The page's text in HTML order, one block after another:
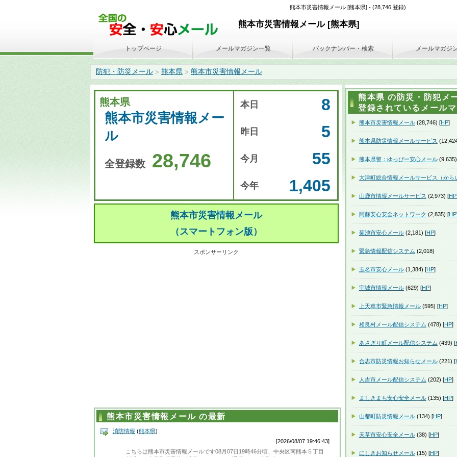
熊本市災害情報メール [熊本県] - (28,746 登録)
熊本市災害情報メール [熊本県]
防犯・防災メール > 熊本県 > 熊本市災害情報メール
熊本県
熊本市災害情報メー
ル
全登録数 28,746
本日 8
昨日 5
今月 55
今年 1,405
熊本市災害情報メール
（スマートフォン版）
スポンサーリンク
熊本市災害情報メール の最新
消防情報 (熊本県)
[2026/08/07 19:46:43]
こちらは熊本市災害情報メールです08月07日19時46分頃、中央区南熊本５丁目
トップページ メールマガジン一覧 バックナンバー・検索 メールマガジ
熊本県 の防災・防犯メ
登録されているメール
熊本市災害情報メール (28,746) [HP]
熊本県防災情報メールサービス
熊本県警：ゆっぴー安心メール
大津町総合情報メールサービス（から
山鹿市情報メールサービス (2,973) [HP]
阿蘇安心安全ネットワーク (2,835) [HP]
菊池市安心メール (2,181) [HP]
緊急情報配信システム (2,018)
玉名市安心メール (1,384) [HP]
宇城市情報メール (629) [HP]
上天草市緊急情報メール (595) [HP]
相良村メール配信システム (478) [HP]
あさぎり町メール配信システム (439) [
合志市防災情報お知らせメール (221) [
人吉市メール配信システム (202) [HP]
ましきまち安心安全メール (135) [HP]
山都町防災情報メール (134) [HP]
天草市安心安全メール (38) [HP]
にしきお知らせメール (15) [HP]